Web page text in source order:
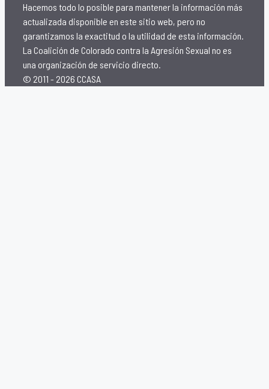
Hacemos todo lo posible para mantener la información más
actualizada disponible en este sitio web, pero no
garantizamos la exactitud o la utilidad de esta información.
La Coalición de Colorado contra la Agresión Sexual no es
una organización de servicio directo.
© 2011 - 2026 CCASA